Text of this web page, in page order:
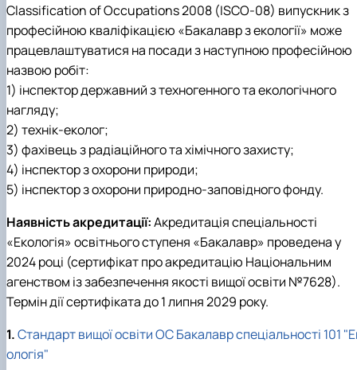
Classification of Occupations 2008 (ISCO-08) випускник з
професійною кваліфікацією «Бакалавр з екології» може
працевлаштуватися на посади з наступною професійною
назвою робіт:
1) інспектор державний з техногенного та екологічного
нагляду;
2) технік-еколог;
3) фахівець з радіаційного та хімічного захисту;
4) інспектор з охорони природи;
5) інспектор з охорони природно-заповідного фонду.
Наявність акредитації:Акредитація спеціальності
«Екологія» освітнього ступеня «Бакалавр» проведена у
2024 році (сертифікат про акредитацію Національним
агенством із забезпечення якості вищої освіти №7628).
Термін дії сертифіката до 1 липня 2029 року.
1.Стандарт вищої освіти ОС Бакалавр спеціальності 101
ологія"